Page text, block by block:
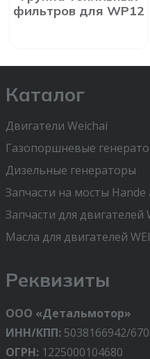
фильтров для WP12
Каталог
Двигатели Weichai
Газопоршневые
Дизельные генераторы
Запчасти на мосты Hande
Запчасти для двигателей
Масла для двигателей
Реквизиты
ООО «Детальмотор»
ИНН/КПП: 5038166942/
ОГРН: 1225000104680